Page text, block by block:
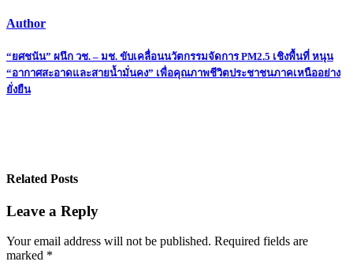
Author
Post
navigation
“ยศชนัน” ผนึก วช. – มช. ขับเคลื่อนนวัตกรรมจัดการ PM2.5 เชิงพื้นที่ หนุน
“อากาศสะอาดและสายน้ำมั่นคง” เพื่อคุณภาพชีวิตประชาชนภาคเหนืออย่าง
ยั่งยืน
Related Posts
Leave a Reply
Your email address will not be published. Required fields are
marked *